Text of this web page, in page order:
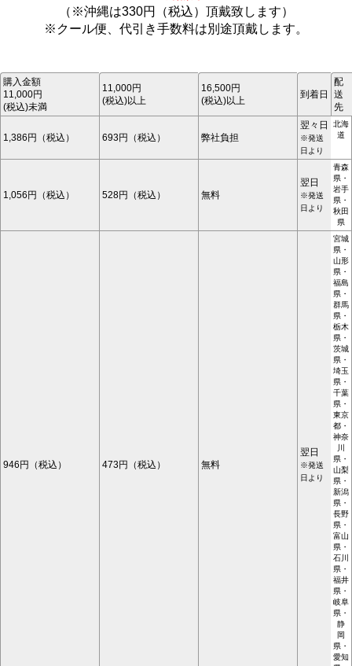
（※沖縄は330円（税込）頂戴致します）
※クール便、代引き手数料は別途頂戴します。
購入金額
11,000円
(税込)未満
11,000円
(税込)以上
16,500円
(税込)以上
到着日
配
送
先
1,386円（税込） 693円（税込） 弊社負担
翌々日
※発送
日より
北海
道
1,056円（税込） 528円（税込） 無料
翌日
※発送
日より
青森
県・
岩手
県・
秋田
県
946円（税込） 473円（税込） 無料
翌日
※発送
日より
宮城
県・
山形
県・
福島
県・
群馬
県・
栃木
県・
茨城
県・
埼玉
県・
千葉
県・
東京
都・
神奈
川
県・
山梨
県・
新潟
県・
長野
県・
富山
県・
石川
県・
福井
県・
岐阜
県・
静
岡
県・
愛知